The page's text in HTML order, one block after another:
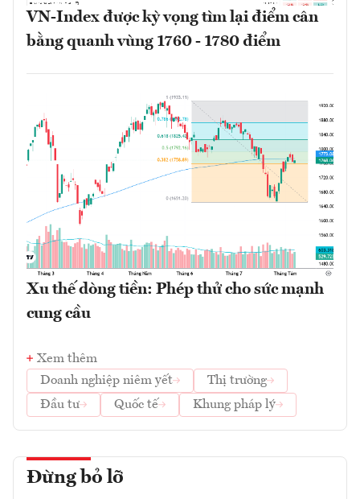
VN-Index được kỳ vọng tìm lại điểm cân
bằng quanh vùng 1760 - 1780 điểm
Xu thế dòng tiền: Phép thử cho sức mạnh
cung cầu
Xem thêm
Doanh nghiệp niêm yết
Thị trường
Đầu tư
Quốc tế Khung pháp lý
Đừng bỏ lỡ